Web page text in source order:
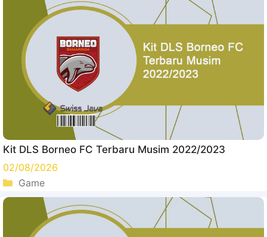
Kit DLS Borneo FC Terbaru Musim 2022/2023
02/08/2026
Kategori
Game